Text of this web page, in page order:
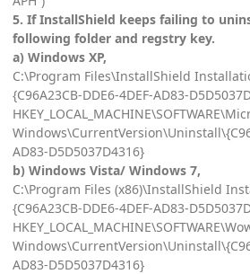
5. If InstallShield keeps failing to
following folder and regstry key.
a) Windows XP,
C:\Program Files\InstallShield
{C96A23CB-DDE6-4DEF-AD83-
AD83-D5D5037D4316}
b) Windows Vista/ Windows 7,
C:\Program Files (x86)\InstallShield
{C96A23CB-DDE6-4DEF-AD83-
AD83-D5D5037D4316}